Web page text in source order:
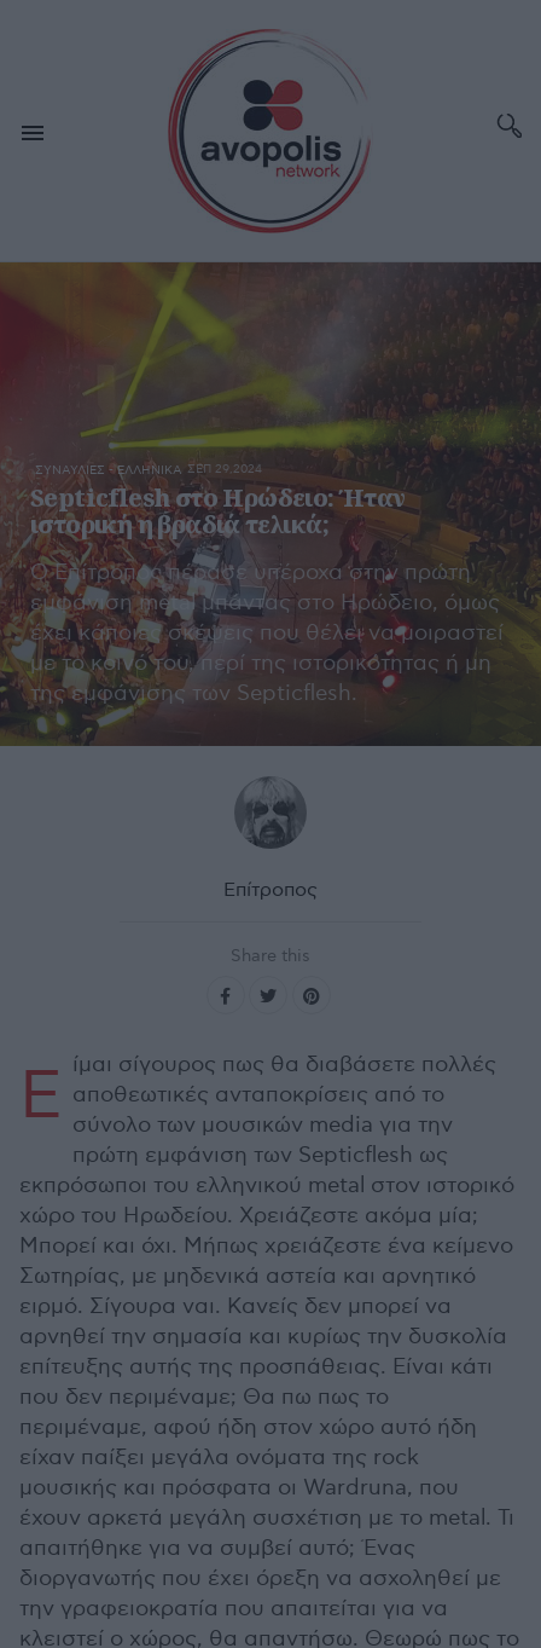
ΣΥΝΑΥΛΙΕΣ - ΕΛΛΗΝΙΚΑ ΣΕΠ 29,2024
Septicflesh στο Ηρώδειο: Ήταν
ιστορική η βραδιά τελικά;
Ο Επίτροπος πέρασε υπέροχα στην πρώτη
εμφάνιση metal μπάντας στο Ηρώδειο, όμως
έχει κάποιες σκέψεις που θέλει να μοιραστεί
με το κοινό του, περί της ιστορικότητας ή μη
της εμφάνισης των Septicflesh.
Επίτροπος
Share this
Ε
ίμαι σίγουρος πως θα διαβάσετε πολλές
αποθεωτικές ανταποκρίσεις από το
σύνολο των μουσικών media για την
πρώτη εμφάνιση των Septicflesh ως
εκπρόσωποι του ελληνικού metal στον ιστορικό
χώρο του Ηρωδείου. Χρειάζεστε ακόμα μία;
Μπορεί και όχι. Μήπως χρειάζεστε ένα κείμενο
Σωτηρίας, με μηδενικά αστεία και αρνητικό
ειρμό. Σίγουρα ναι. Κανείς δεν μπορεί να
αρνηθεί την σημασία και κυρίως την δυσκολία
επίτευξης αυτής της προσπάθειας. Είναι κάτι
που δεν περιμέναμε; Θα πω πως το
περιμέναμε, αφού ήδη στον χώρο αυτό ήδη
είχαν παίξει μεγάλα ονόματα της rock
μουσικής και πρόσφατα οι Wardruna, που
έχουν αρκετά μεγάλη συσχέτιση με το metal. Τι
απαιτήθηκε για να συμβεί αυτό; Ένας
διοργανωτής που έχει όρεξη να ασχοληθεί με
την γραφειοκρατία που απαιτείται για να
κλειστεί ο χώρος, θα απαντήσω. Θεωρώ πως το